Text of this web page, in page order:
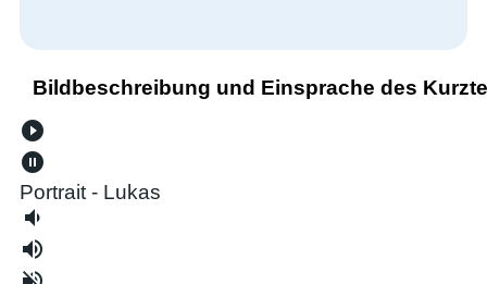
Bildbeschreibung und Einsprache des
play_circle_filled
pause_circle_filled
Portrait - Lukas
volume_down
volume_up